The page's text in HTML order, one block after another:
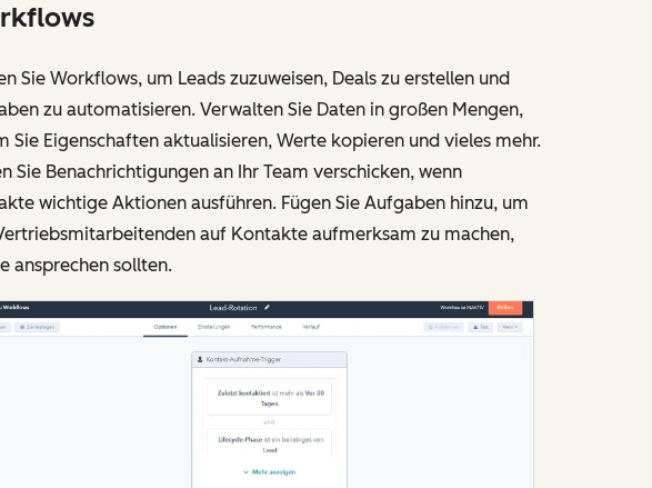
Sie Workflows, um Leads zuzuweisen, Deals zu erstellen und
zu automatisieren. Verwalten Sie Daten in großen Mengen,
Sie Eigenschaften aktualisieren, Werte kopieren und vieles mehr.
Sie Benachrichtigungen an Ihr Team verschicken, wenn
wichtige Aktionen ausführen. Fügen Sie Aufgaben hinzu, um
auf Kontakte aufmerksam zu machen,
ansprechen sollten.